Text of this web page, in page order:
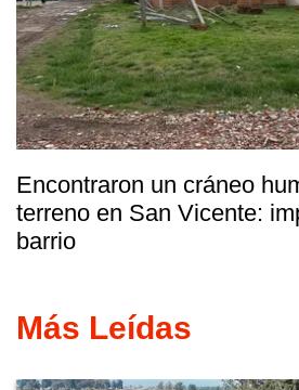
Encontraron un cráneo
terreno en San Vicente:
barrio
Más Leídas